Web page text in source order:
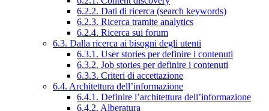
6.2.2. Dati di ricerca (search keywords)
6.2.3. Ricerca tramite analytics
6.2.4. Ricerca sui forum
6.3. Dalla ricerca ai bisogni degli utenti
6.3.1. User stories per definire i contenuti
6.3.2. Job stories per definire i contenuti
6.3.3. Criteri di accettazione
6.4. Architettura dell’informazione
6.4.1. Definire l’architettura dell’informazione
6.4.2. Alberatura